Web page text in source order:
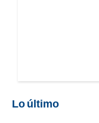
Lo último